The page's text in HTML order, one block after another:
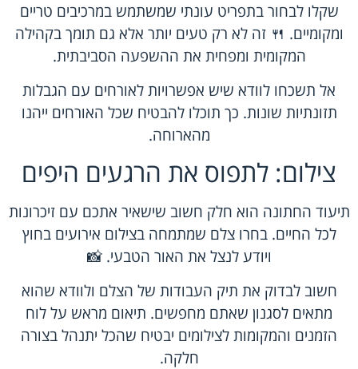
שקלו לבחור בתפריט עונתי שמשתמש במרכיבים טריים
ומקומיים. 🍴 זה לא רק טעים יותר אלא גם תומך בקהילה
המקומית ומפחית את ההשפעה הסביבתית.
אל תשכחו לוודא שיש אפשרויות לאורחים עם הגבלות
תזונתיות שונות. כך תוכלו להבטיח שכל האורחים ייהנו
מהארוחה.
צילום: לתפוס את הרגעים היפים
תיעוד החתונה הוא חלק חשוב שישאיר אתכם עם זיכרונות
לכל החיים. בחרו צלם שמתמחה בצילום אירועים בחוץ
ויודע לנצל את האור הטבעי. 📸
חשוב לבדוק את תיק העבודות של הצלם ולוודא שהוא
מתאים לסגנון שאתם מחפשים. תיאום מראש על לוח
הזמנים והמקומות לצילומים יבטיח שהכל יתנהל בצורה
חלקה.